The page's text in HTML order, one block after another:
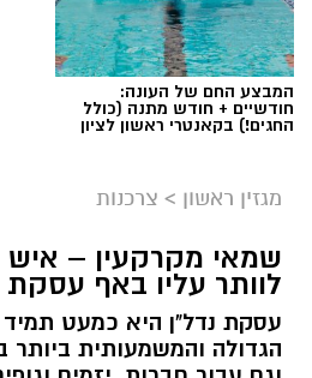
המבצע החם של העונה:
חודשיים + חודש מתנה (כולל
החגים!) בקאנטרי ראשון לציון
מגזין ראשון > צרכנות
שמאי מקרקעין –
לוותר עליו באף עסקת
עסקת נדל"ן היא כמעט
הגדולה והמשמעותית ביותר